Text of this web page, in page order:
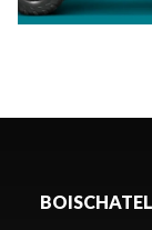
BOISCHATEL